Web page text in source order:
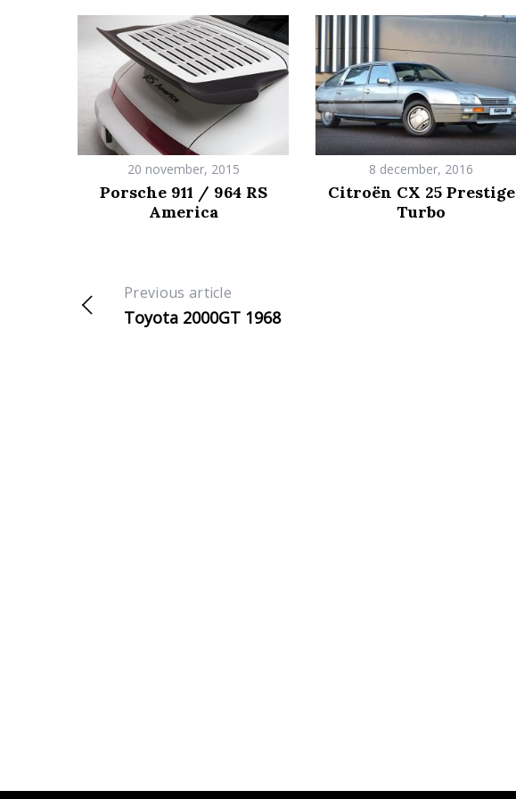
20 november, 2015
Porsche 911 / 964 RS
America
8 december, 2016
Citroën CX 25 Prestige
Turbo
Previous article
Toyota 2000GT 1968